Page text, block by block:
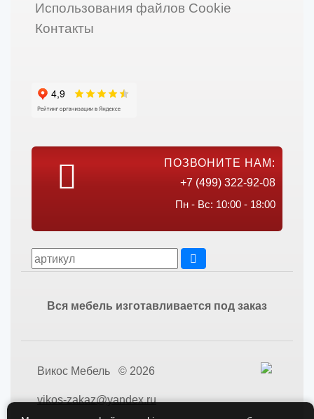
Использования файлов Cookie
Контакты
ПОЗВОНИТЕ НАМ:
+7 (499) 322-92-08
Пн - Вс: 10:00 - 18:00
Вся мебель изготавливается под заказ
Викос Мебель © 2026
vikos-zakaz@yandex.ru